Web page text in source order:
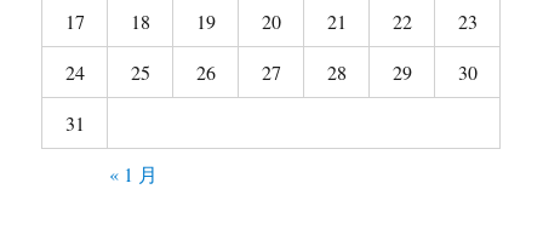
17
18 19 20 21 22
23
24
25 26 27 28 29
30
31
« 1 月